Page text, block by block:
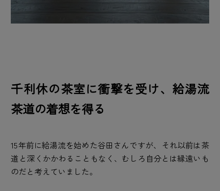
千利休の茶室に衝撃を受け、給湯流
茶道の着想を得る
15年前に給湯流を始めた谷田さんですが、それ以前は茶
道と深くかかわることもなく、むしろ自分とは縁遠いも
のだと考えていました。